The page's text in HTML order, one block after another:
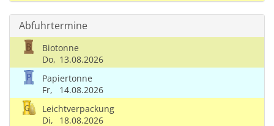
Abfuhrtermine
Biotonne
Do, 13.08.2026
Papiertonne
Fr,
14.08.2026
Leichtverpackung
Di,
18.08.2026